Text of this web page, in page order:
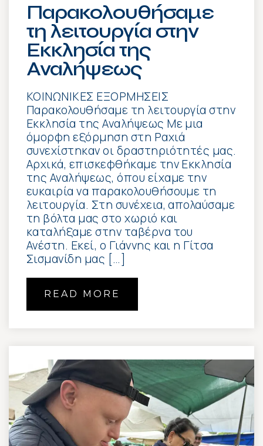
Παρακολουθήσαμε
τη λειτουργία στην
Εκκλησία της
Αναλήψεως
ΚΟΙΝΩΝΙΚΕΣ ΕΞΟΡΜΗΣΕΙΣ
Παρακολουθήσαμε τη λειτουργία στην
Εκκλησία της Αναλήψεως Με μια
όμορφη εξόρμηση στη Ραχιά
συνεχίστηκαν οι δραστηριότητές μας.
Αρχικά, επισκεφθήκαμε την Εκκλησία
της Αναλήψεως, όπου είχαμε την
ευκαιρία να παρακολουθήσουμε τη
λειτουργία. Στη συνέχεια, απολαύσαμε
τη βόλτα μας στο χωριό και
καταλήξαμε στην ταβέρνα του
Ανέστη. Εκεί, ο Γιάννης και η Γίτσα
Σισμανίδη μας […]
READ MORE